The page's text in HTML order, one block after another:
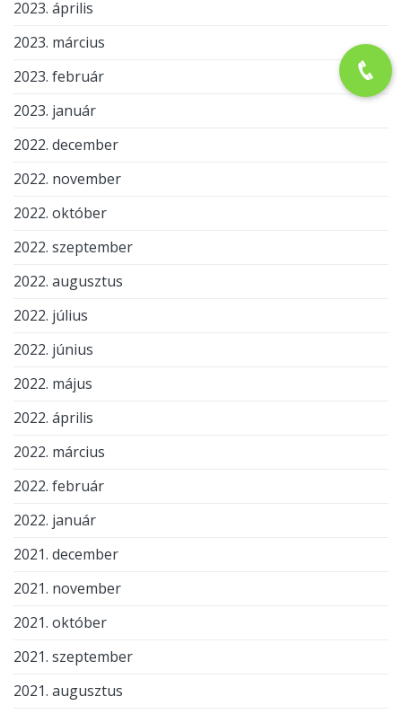
2023. április
2023. március
2023. február
2023. január
2022. december
2022. november
2022. október
2022. szeptember
2022. augusztus
2022. július
2022. június
2022. május
2022. április
2022. március
2022. február
2022. január
2021. december
2021. november
2021. október
2021. szeptember
2021. augusztus